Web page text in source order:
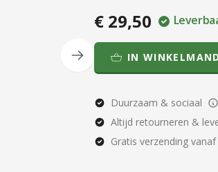
€ 29,50
IN WINKELMAND
Duurzaam & sociaal
Altijd retourneren &
Gratis verzending